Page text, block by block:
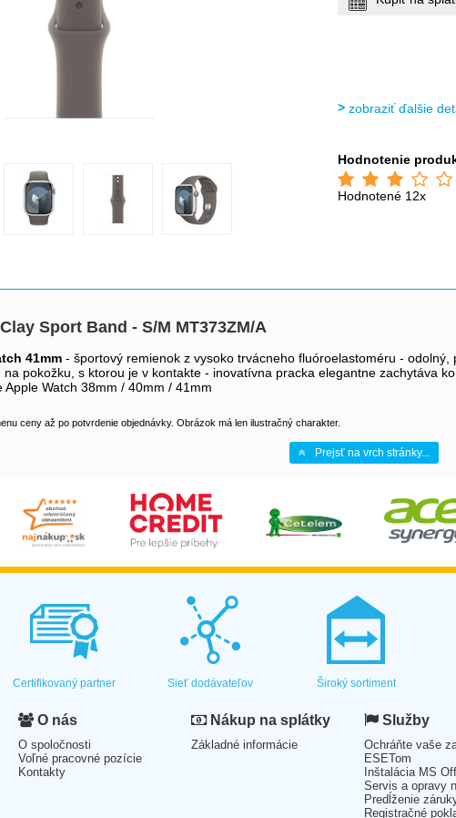
zobraziť ďalšie
Hodnotenie
Hodnotené 12x
Sport Band - S/M MT373ZM/A
41mm - športový remienok z vysoko trvácneho fluóroelastoméru -
pokožku, s ktorou je v kontakte - inovatívna pracka elegantne zachytáva
Watch 38mm / 40mm / 41mm
ceny až po potvrdenie objednávky. Obrázok má len ilustračný charakter.
Prejsť na vrch stránky...
Certifikovaný partner Sieť dodávateľov Široký sortiment
O nás
O spoločnosti
Voľné pracovné pozície
Kontakty
Nákup na splátky
Základné informácie
Služby
Ochráňte vaše
ESETom
Inštalácia MS
Servis a opravy
Predĺženie
Registračné